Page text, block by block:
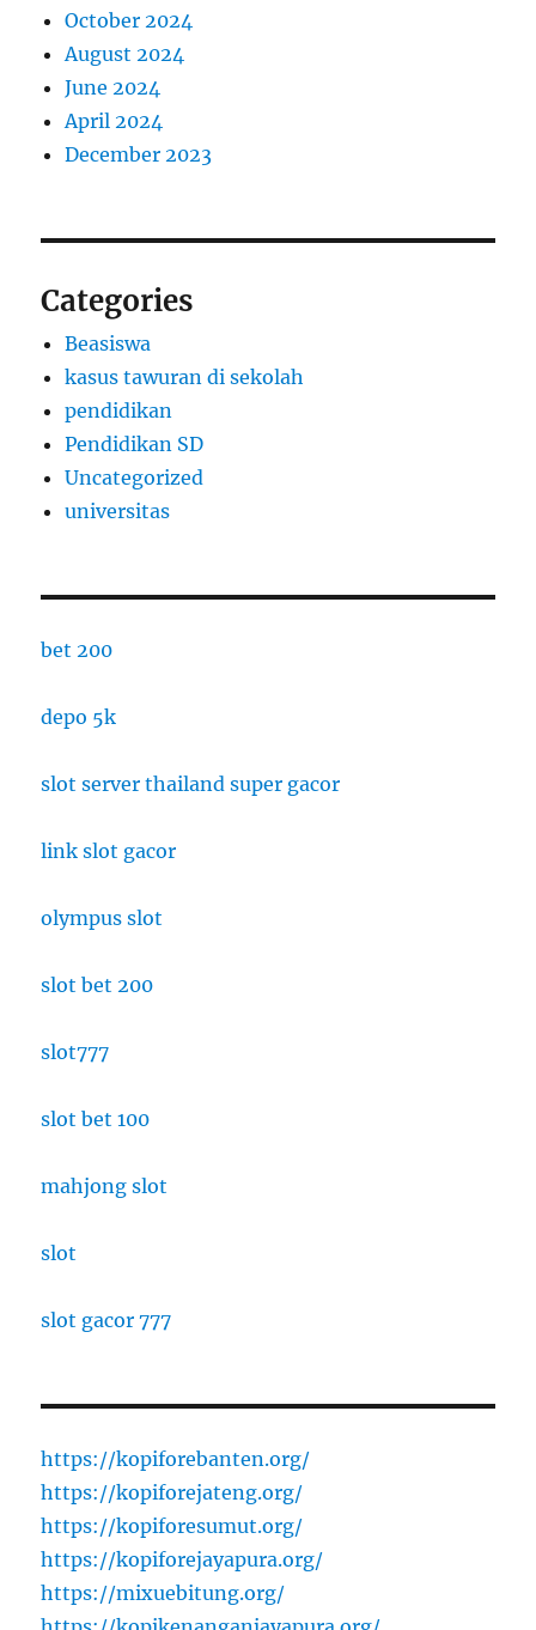
October 2024
August 2024
June 2024
April 2024
December 2023
Categories
Beasiswa
kasus tawuran di sekolah
pendidikan
Pendidikan SD
Uncategorized
universitas
bet 200
depo 5k
slot server thailand super gacor
link slot gacor
olympus slot
slot bet 200
slot777
slot bet 100
mahjong slot
slot
slot gacor 777
https://kopiforebanten.org/
https://kopiforejateng.org/
https://kopiforesumut.org/
https://kopiforejayapura.org/
https://mixuebitung.org/